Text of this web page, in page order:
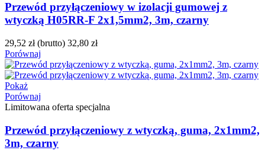
Przewód przyłączeniowy w izolacji gumowej z
wtyczką H05RR-F 2x1,5mm2, 3m, czarny
29,52 zł (brutto) 32,80 zł
Porównaj
Pokaż
Porównaj
Limitowana oferta specjalna
Przewód przyłączeniowy z wtyczką, guma, 2x1mm2,
3m, czarny